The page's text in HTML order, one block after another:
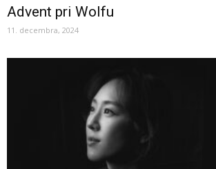
Advent pri Wolfu
11. decembra, 2024